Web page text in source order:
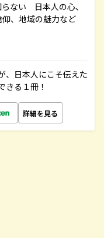
ない 日本人の心、
、地域の魅力など
、日本人にこそ伝えた
きる１冊！
詳細を見る